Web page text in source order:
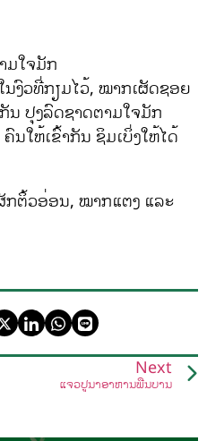
ມໃຈມັກ
ນງົວທີ່ກຽມໄວ້, ໝາກເຜັດຊອຍ
ນ ປຸງລົດຊາດຕາມໃຈມັກ
ນໃຫ້ເຂົ້າກັນ ຊິມເບິ່ງໃຫ້ໄດ້
ກຕິ້ວອ່ອນ, ໝາກແຕງ ແລະ
Next
ແຈ່ວປູນາອາຫານພື້ນບ້ານ